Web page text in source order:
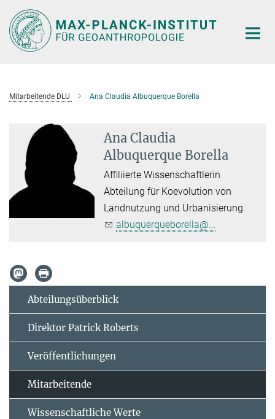
Hauptinhalt
Mitarbeitende DLU Ana Claudia Albuquerque Borella
Ana Claudia
Albuquerque Borella
Affiliierte Wissenschaftlerin
Abteilung für Koevolution von
Landnutzung und Urbanisierung
albuquerqueborella@...
Abteilungsüberblick
Direktor Patrick Roberts
Veröffentlichungen
Mitarbeitende
Wissenschaftliche Werte